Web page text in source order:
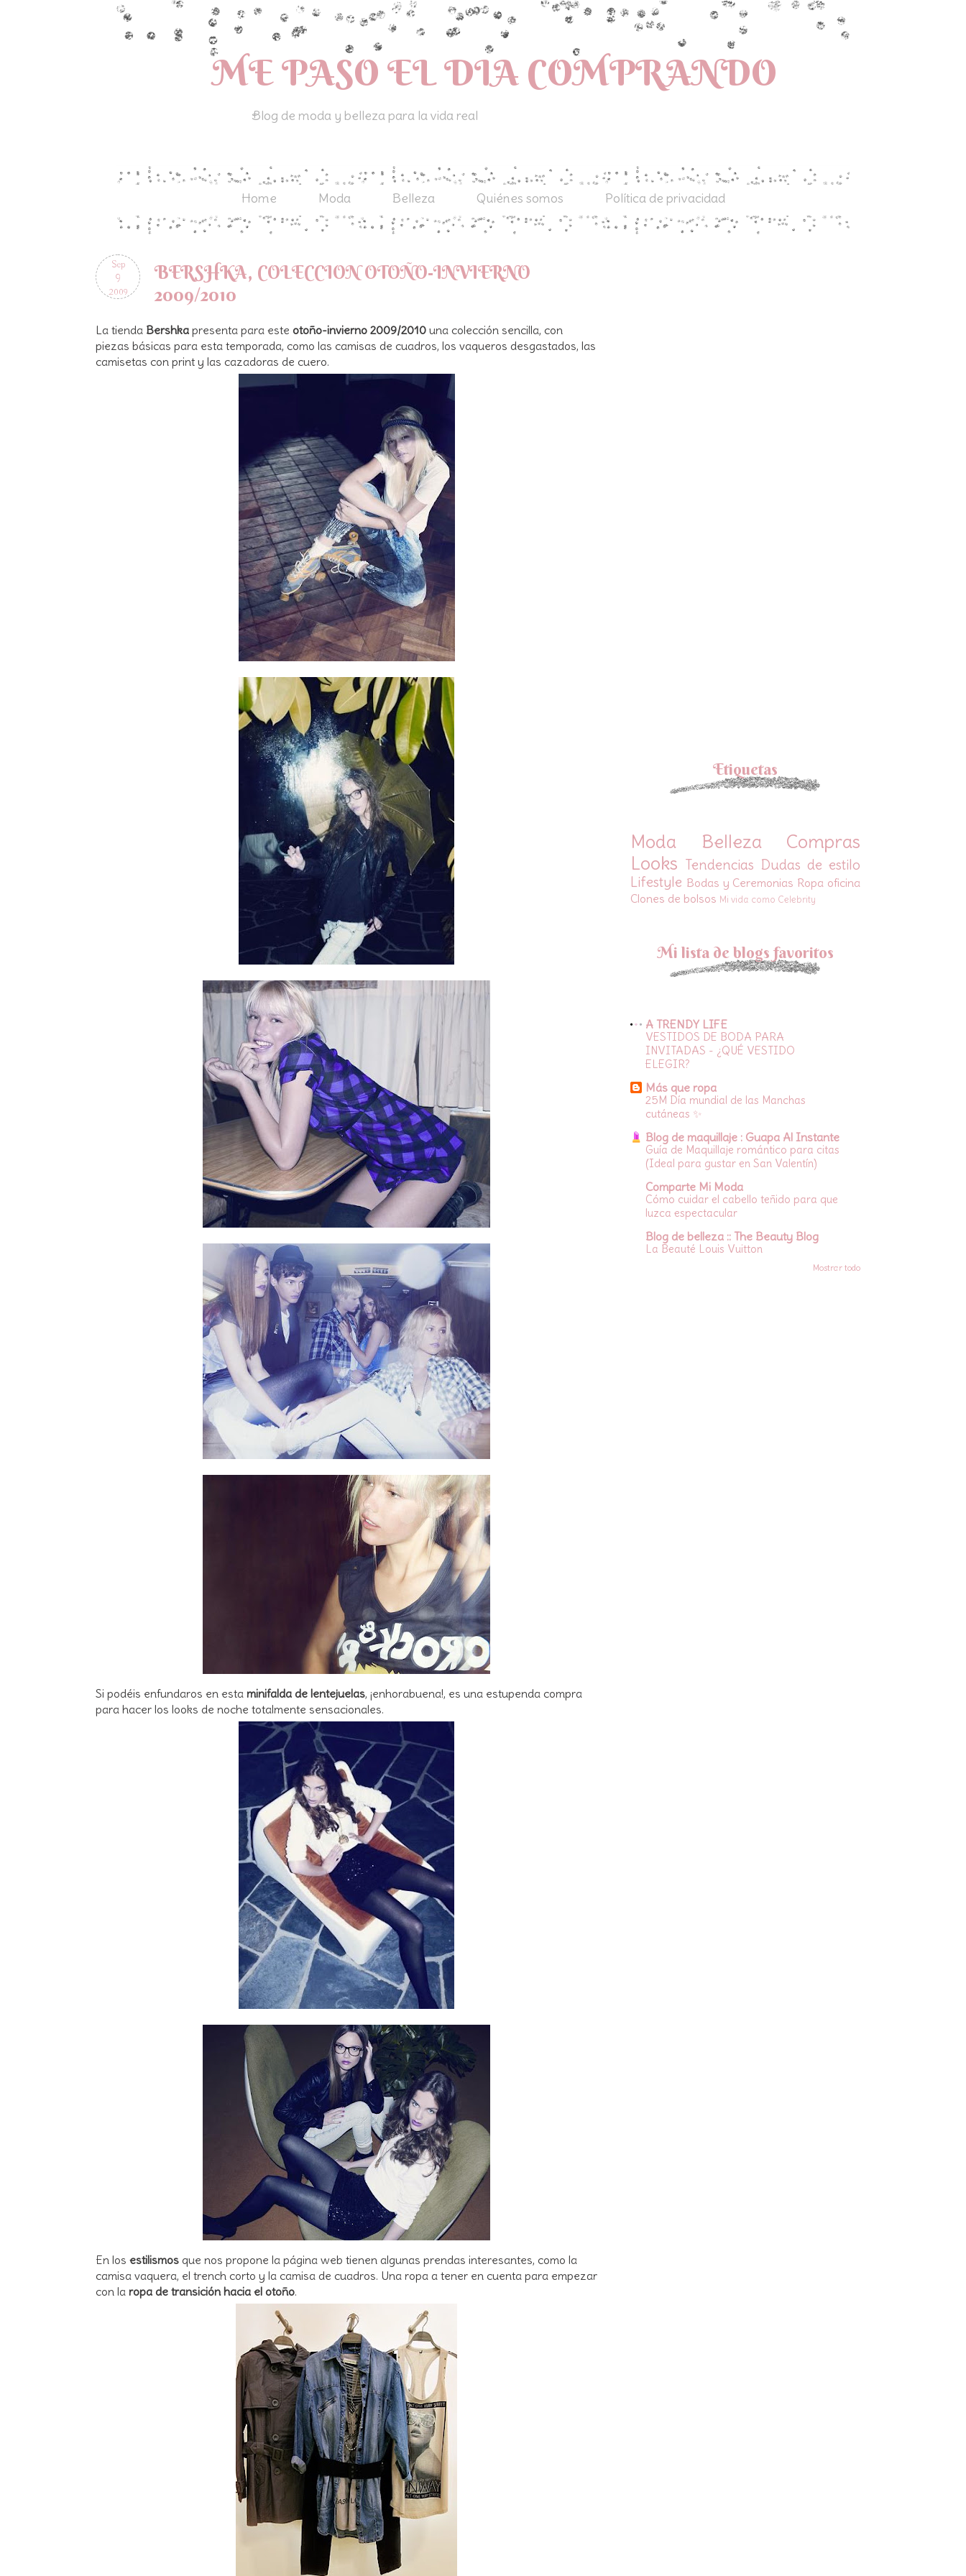
ME PASO EL DIA COMPRANDO
Blog de moda y belleza para la vida real
Home Moda Belleza Quiénes somos Política de privacidad
Sep
9
2009
BERSHKA, COLECCION OTOÑO-INVIERNO
2009/2010
La tienda Bershka presenta para este otoño-invierno 2009/2010 una colección sencilla, con
piezas básicas para esta temporada, como las camisas de cuadros, los vaqueros desgastados, las
camisetas con print y las cazadoras de cuero.
Si podéis enfundaros en esta minifalda de lentejuelas, ¡enhorabuena!, es una estupenda compra
para hacer los looks de noche totalmente sensacionales.
En los estilismos que nos propone la página web tienen algunas prendas interesantes, como la
camisa vaquera, el trench corto y la camisa de cuadros. Una ropa a tener en cuenta para empezar
con la ropa de transición hacia el otoño.
Etiquetas
Moda Belleza
Compras
Looks Tendencias Dudas de estilo
Lifestyle Bodas y Ceremonias Ropa oficina
Clones de bolsos Mi vida como Celebrity
Mi lista de blogs favoritos
A TRENDY LIFE
VESTIDOS DE BODA PARA
INVITADAS - ¿QUÉ VESTIDO
ELEGIR?
Más que ropa
25M Día mundial de las Manchas
cutáneas ✨
Blog de maquillaje : Guapa Al Instante
Guía de Maquillaje romántico para citas
(Ideal para gustar en San Valentín)
Comparte Mi Moda
Cómo cuidar el cabello teñido para que
luzca espectacular
Blog de belleza :: The Beauty Blog
La Beauté Louis Vuitton
Mostrar todo